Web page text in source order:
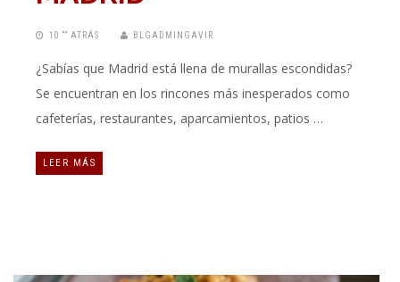
10 “” ATRÁS BLGADMINGAVIR
¿Sabías que Madrid está llena de murallas escondidas?
Se encuentran en los rincones más inesperados como
cafeterías, restaurantes, aparcamientos, patios …
LEER MÁS